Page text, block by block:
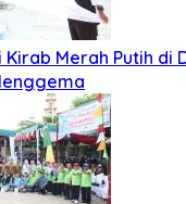
Merah Putih di